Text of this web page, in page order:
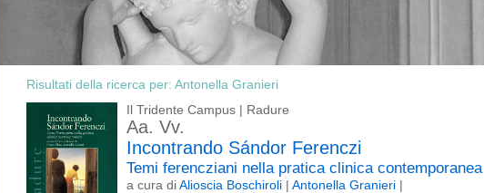
Risultati della ricerca per: Antonella Granieri
Il Tridente Campus | Radure
Aa. Vv.
Incontrando Sándor Ferenczi
Temi ferencziani nella pratica clinica contemporanea
a cura diAlioscia Boschiroli | Antonella Granieri |